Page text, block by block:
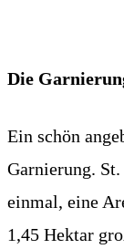
Die
Ein schön
Garnierung.
einmal, eine
1,45 Hektar